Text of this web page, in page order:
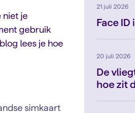
niet je
gebruik
lees je hoe
simkaart
21 juli 2026
Face ID
20 juli 2026
De
hoe zit